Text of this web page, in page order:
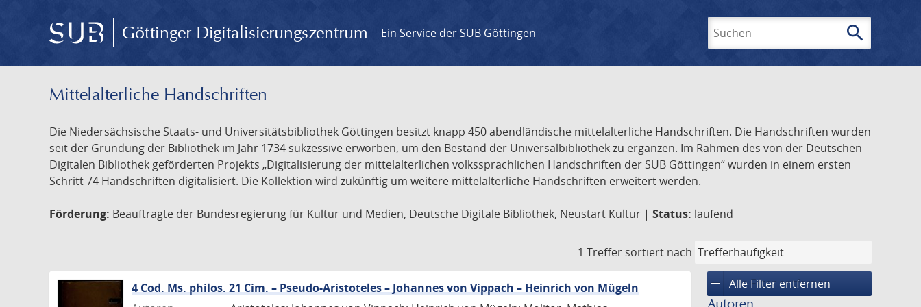
Göttinger Digitalisierungszentrum Ein Service der SUB Göttingen search
Mittelalterliche Handschriften
Die Niedersächsische Staats- und Universitätsbibliothek Göttingen besitzt knapp 450 abendländische mittelalterliche Handschriften. Die Handschriften wurden
seit der Gründung der Bibliothek im Jahr 1734 sukzessive erworben, um den Bestand der Universalbibliothek zu ergänzen. Im Rahmen des von der Deutschen
Digitalen Bibliothek geförderten Projekts „Digitalisierung der mittelalterlichen volkssprachlichen Handschriften der SUB Göttingen“ wurden in einem ersten
Schritt 74 Handschriften digitalisiert. Die Kollektion wird zukünftig um weitere mittelalterliche Handschriften erweitert werden.
Förderung: Beauftragte der Bundesregierung für Kultur und Medien, Deutsche Digitale Bibliothek, Neustart Kultur | Status: laufend
1 Treffer sortiert nach
remove Alle Filter entfernen
4 Cod. Ms. philos. 21 Cim. – Pseudo-Aristoteles – Johannes von Vippach – Heinrich von Mügeln